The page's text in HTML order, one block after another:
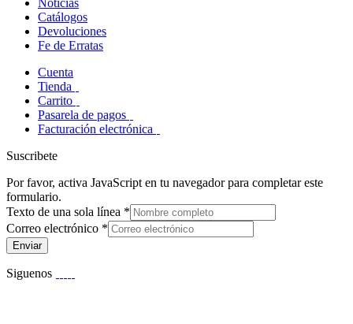
Noticias
Catálogos
Devoluciones
Fe de Erratas
Cuenta
Tienda
Carrito
Pasarela de pagos
Facturación electrónica
Suscribete
Por favor, activa JavaScript en tu navegador para completar este
formulario.
Texto de una sola línea *
Correo electrónico *
Enviar
Siguenos